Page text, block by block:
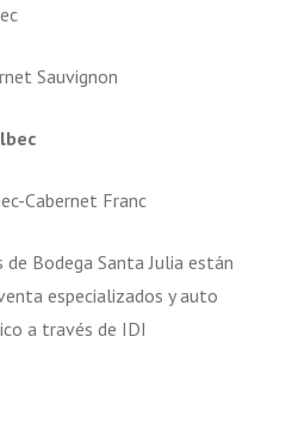
Sauvignon
Cabernet Franc
Bodega Santa Julia están
especializados y auto
a través de IDI